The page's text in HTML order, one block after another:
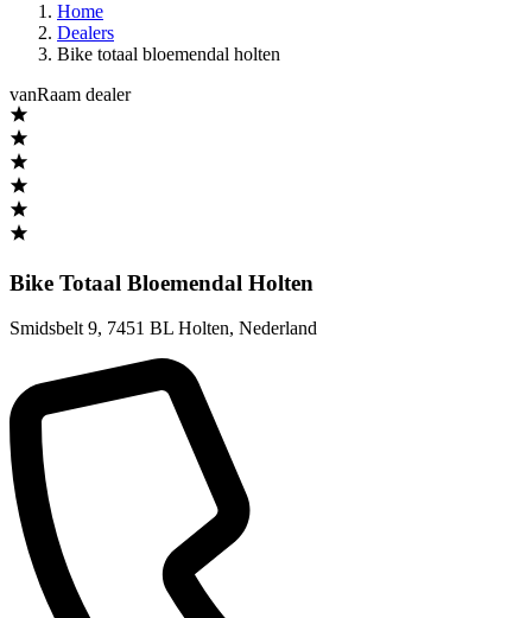
Home
Dealers
Bike totaal bloemendal holten
vanRaam dealer
Bike Totaal Bloemendal Holten
Smidsbelt 9, 7451 BL Holten, Nederland